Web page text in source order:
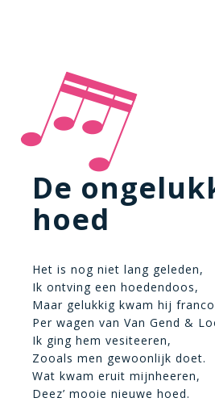
De
hoed
Het is nog niet lang geleden,
Ik ontving een hoedendoos,
Maar gelukkig kwam hij franco
Per wagen van Van Gend &
Ik ging hem vesiteeren,
Zooals men gewoonlijk doet.
Wat kwam eruit mijnheeren,
Deez’ mooie nieuwe hoed.